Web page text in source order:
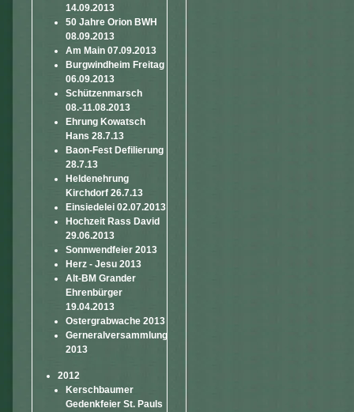
14.09.2013
50 Jahre Orion BWH
08.09.2013
Am Main 07.09.2013
Burgwindheim Freitag
06.09.2013
Schützenmarsch
08.-11.08.2013
Ehrung Kowatsch
Hans 28.7.13
Baon-Fest Defilierung
28.7.13
Heldenehrung
Kirchdorf 26.7.13
Einsiedelei 02.07.2013
Hochzeit Rass David
29.06.2013
Sonnwendfeier 2013
Herz - Jesu 2013
Alt-BM Grander
Ehrenbürger
19.04.2013
Ostergrabwache 2013
Gerneralversammlung
2013
2012
Kerschbaumer
Gedenkfeier St. Pauls